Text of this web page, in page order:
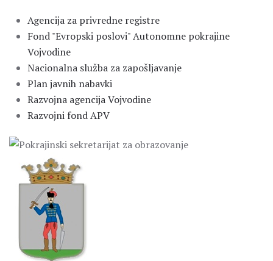
Agencija za privredne registre
Fond "Evropski poslovi" Autonomne pokrajine
Vojvodine
Nacionalna služba za zapošljavanje
Plan javnih nabavki
Razvojna agencija Vojvodine
Razvojni fond APV